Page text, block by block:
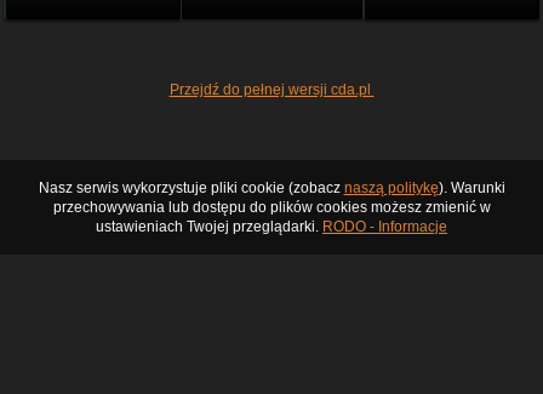
Przejdź do pełnej wersji cda.pl
Nasz serwis wykorzystuje pliki cookie (zobacz naszą politykę). Warunki
przechowywania lub dostępu do plików cookies możesz zmienić w
ustawieniach Twojej przeglądarki. RODO - Informacje